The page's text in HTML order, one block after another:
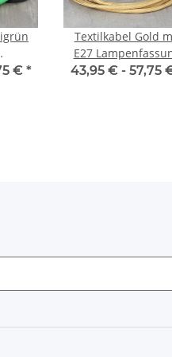
€ *
Textilkabel Gold
E27
Schnurschalter
43,95 € - 57,75